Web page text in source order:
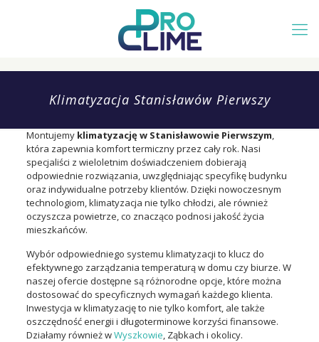
Klimatyzacja Stanisławów Pierwszy
Montujemy klimatyzację w Stanisławowie Pierwszym,
która zapewnia komfort termiczny przez cały rok. Nasi
specjaliści z wieloletnim doświadczeniem dobierają
odpowiednie rozwiązania, uwzględniając specyfikę budynku
oraz indywidualne potrzeby klientów. Dzięki nowoczesnym
technologiom, klimatyzacja nie tylko chłodzi, ale również
oczyszcza powietrze, co znacząco podnosi jakość życia
mieszkańców.
Wybór odpowiedniego systemu klimatyzacji to klucz do
efektywnego zarządzania temperaturą w domu czy biurze. W
naszej ofercie dostępne są różnorodne opcje, które można
dostosować do specyficznych wymagań każdego klienta.
Inwestycja w klimatyzację to nie tylko komfort, ale także
oszczędność energii i długoterminowe korzyści finansowe.
Działamy również wWyszkowie, Ząbkach i okolicy.